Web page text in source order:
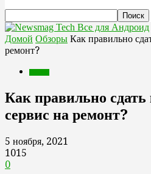
Все для Андроид
Домой Обзоры Как правильно
ремонт?
Как правильно
сервис на ремонт?
5 ноября, 2021
1015
0